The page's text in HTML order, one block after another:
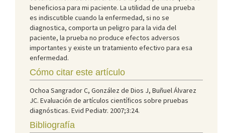
beneficiosa para mi paciente. La utilidad de una prueba
es indiscutible cuando la enfermedad, si no se
diagnostica, comporta un peligro para la vida del
paciente, la prueba no produce efectos adversos
importantes y existe un tratamiento efectivo para esa
enfermedad.
Cómo citar este artículo
Ochoa Sangrador C, González de Dios J, Buñuel Álvarez
JC. Evaluación de artículos científicos sobre pruebas
diagnósticas. Evid Pediatr. 2007;3:24.
Bibliografía